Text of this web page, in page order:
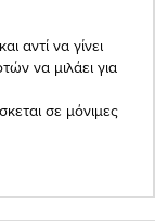
αντί να γίνει
να μιλάει για
σε μόνιμες